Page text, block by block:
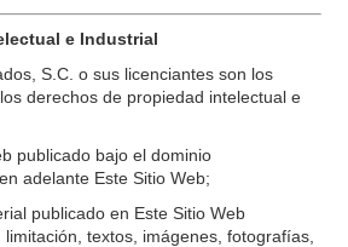
e Industrial
S.C. o sus licenciantes son los
derechos de propiedad intelectual e
publicado bajo el dominio
adelante Este Sitio Web;
publicado en Este Sitio Web
limitación, textos, imágenes, fotografías,